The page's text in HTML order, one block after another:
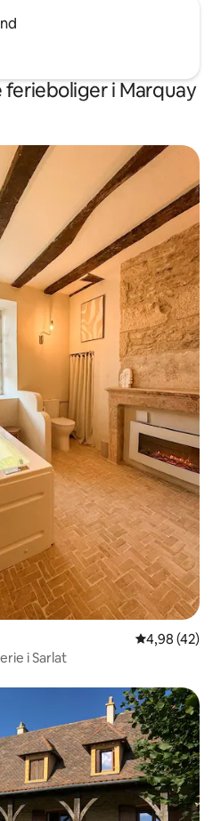
i Marquay
4,98 ud af 5 i
4,98 (42)
i Sarlat